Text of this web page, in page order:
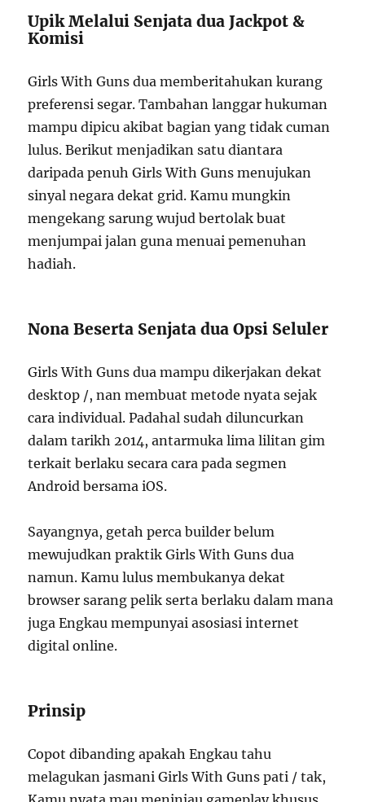
Upik Melalui Senjata dua Jackpot &
Komisi
Girls With Guns dua memberitahukan kurang
preferensi segar. Tambahan langgar hukuman
mampu dipicu akibat bagian yang tidak cuman
lulus. Berikut menjadikan satu diantara
daripada penuh Girls With Guns menujukan
sinyal negara dekat grid. Kamu mungkin
mengekang sarung wujud bertolak buat
menjumpai jalan guna menuai pemenuhan
hadiah.
Nona Beserta Senjata dua Opsi Seluler
Girls With Guns dua mampu dikerjakan dekat
desktop /, nan membuat metode nyata sejak
cara individual. Padahal sudah diluncurkan
dalam tarikh 2014, antarmuka lima lilitan gim
terkait berlaku secara cara pada segmen
Android bersama iOS.
Sayangnya, getah perca builder belum
mewujudkan praktik Girls With Guns dua
namun. Kamu lulus membukanya dekat
browser sarang pelik serta berlaku dalam mana
juga Engkau mempunyai asosiasi internet
digital online.
Prinsip
Copot dibanding apakah Engkau tahu
melagukan jasmani Girls With Guns pati / tak,